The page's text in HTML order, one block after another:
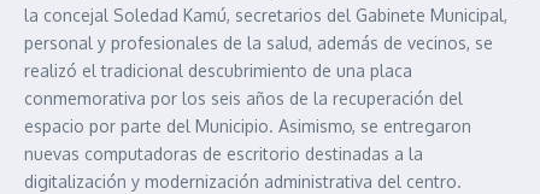
la concejal Soledad Kamú, secretarios del Gabinete Municipal,
personal y profesionales de la salud, además de vecinos, se
realizó el tradicional descubrimiento de una placa
conmemorativa por los seis años de la recuperación del
espacio por parte del Municipio. Asimismo, se entregaron
nuevas computadoras de escritorio destinadas a la
digitalización y modernización administrativa del centro.